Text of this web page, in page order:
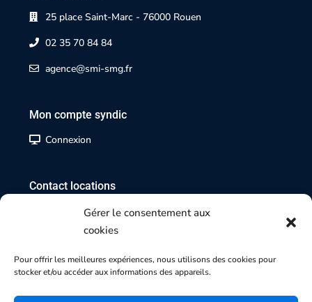
Gérer le consentement aux
cookies
Pour offrir les meilleures expériences, nous utilisons des cookies pour
stocker et/ou accéder aux informations des appareils.
25 place Saint-Marc - 76000 Rouen
02 35 70 84 84
agence@smi-smg.fr
Mon compte syndic
Connexion
Contact locations
02 35 07 17 17
Contact transactions